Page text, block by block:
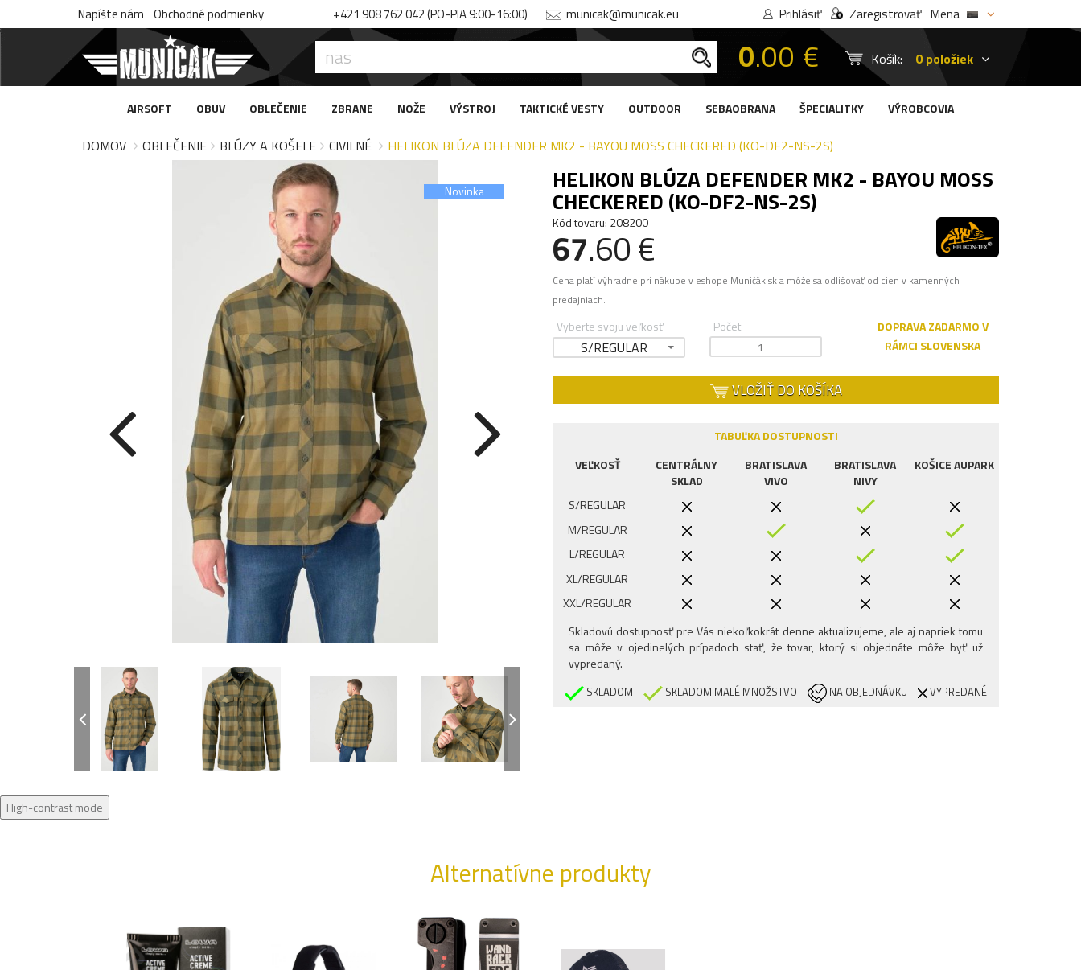
Napíšte nám Obchodné podmienky +421 908 762 042 (PO-PIA 9:00-16:00) municak@municak.eu Prihlásiť Zaregistrovať Mena
0.00 € Košík: 0 položiek
AIRSOFT OBUV OBLEČENIE ZBRANE NOŽE VÝSTROJ TAKTICKÉ VESTY OUTDOOR SEBAOBRANA ŠPECIALITKY VÝROBCOVIA
DOMOV OBLEČENIE BLÚZY A KOŠELE CIVILNÉ HELIKON BLÚZA DEFENDER MK2 - BAYOU MOSS CHECKERED (KO-DF2-NS-2S)
Novinka HELIKON BLÚZA DEFENDER MK2 - BAYOU MOSS
CHECKERED (KO-DF2-NS-2S)
Kód tovaru: 208200
67.60 €
Cena platí výhradne pri nákupe v eshope Muničák.sk a môže sa odlišovať od cien v kamenných
predajniach.
Vyberte svoju veľkosť
S/REGULAR
Počet
DOPRAVA ZADARMO V
RÁMCI SLOVENSKA
VLOŽIŤ DO KOŠÍKA
TABUĽKA DOSTUPNOSTI
VEĽKOSŤ
CENTRÁLNY
SKLAD
BRATISLAVA
VIVO
BRATISLAVA
NIVY
KOŠICE AUPARK
S/REGULAR
M/REGULAR
L/REGULAR
XL/REGULAR
XXL/REGULAR
Skladovú dostupnosť pre Vás niekoľkokrát denne aktualizujeme, ale aj napriek tomu
sa môže v ojedinelých prípadoch stať, že tovar, ktorý si objednáte môže byť už
vypredaný.
SKLADOM SKLADOM MALÉ MNOŽSTVO NA OBJEDNÁVKU VYPREDANÉ
High-contrast mode
Alternatívne produkty